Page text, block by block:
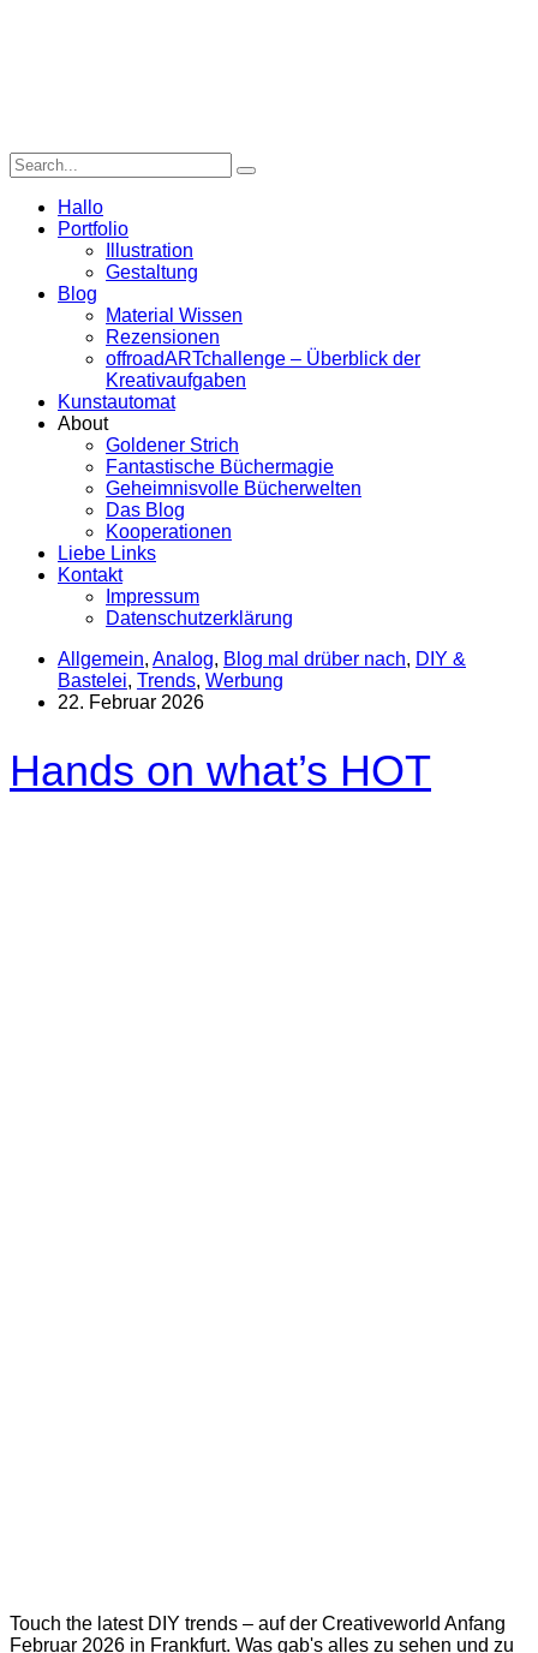
Hallo
Portfolio
Illustration
Gestaltung
Blog
Material Wissen
Rezensionen
offroadARTchallenge – Überblick der
Kreativaufgaben
Kunstautomat
About
Goldener Strich
Fantastische Büchermagie
Geheimnisvolle Bücherwelten
Das Blog
Kooperationen
Liebe Links
Kontakt
Impressum
Datenschutzerklärung
Allgemein, Analog, Blog mal drüber nach, DIY &
Bastelei, Trends, Werbung
22. Februar 2026
Hands on what’s HOT
Touch the latest DIY trends – auf der Creativeworld Anfang
Februar 2026 in Frankfurt. Was gab's alles zu sehen und zu